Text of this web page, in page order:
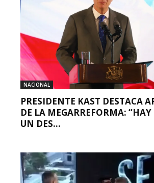
NACIONAL
PRESIDENTE KAST DESTACA
DE LA MEGARREFORMA:
UN DES...